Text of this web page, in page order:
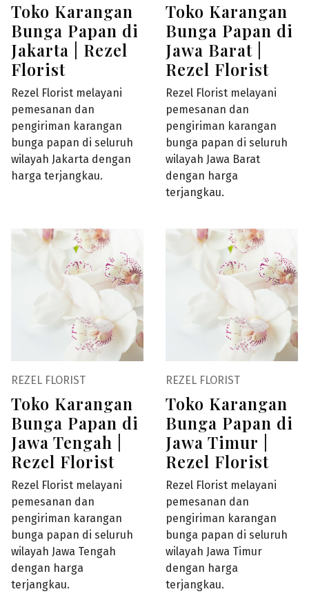
Toko Karangan
Bunga Papan di
Jakarta | Rezel
Florist
Rezel Florist melayani
pemesanan dan
pengiriman karangan
bunga papan di seluruh
wilayah Jakarta dengan
harga terjangkau.
Toko Karangan
Bunga Papan di
Jawa Barat |
Rezel Florist
Rezel Florist melayani
pemesanan dan
pengiriman karangan
bunga papan di seluruh
wilayah Jawa Barat
dengan harga
terjangkau.
REZEL FLORIST
Toko Karangan
Bunga Papan di
Jawa Tengah |
Rezel Florist
Rezel Florist melayani
pemesanan dan
pengiriman karangan
bunga papan di seluruh
wilayah Jawa Tengah
dengan harga
terjangkau.
REZEL FLORIST
Toko Karangan
Bunga Papan di
Jawa Timur |
Rezel Florist
Rezel Florist melayani
pemesanan dan
pengiriman karangan
bunga papan di seluruh
wilayah Jawa Timur
dengan harga
terjangkau.